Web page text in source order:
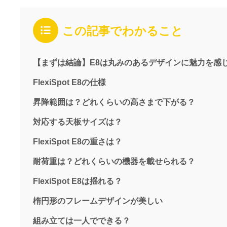
この記事でわかること
【まずは結論】E8は丸みのあるデザインに魅力を感
FlexiSpot E8の仕様
昇降範囲は？どれくらいの高さまで下がる？
対応する天板サイズは？
FlexiSpot E8の重さは？
耐荷重は？どれくらいの機器を載せられる？
FlexiSpot E8は揺れる？
楕円形のフレームデザインが美しい
組み立ては一人でできる？